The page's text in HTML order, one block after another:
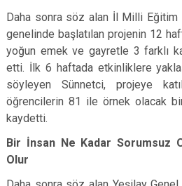
Daha sonra söz alan İl Milli Eğitim
genelinde başlatılan projenin 12
yoğun emek ve gayretle 3 farklı
etti. İlk 6 haftada etkinliklere
söyleyen Sünnetci, projeye
öğrencilerin 81 ile örnek olacak bir
kaydetti.
Bir İnsan Ne Kadar Sorumsuz
Olur